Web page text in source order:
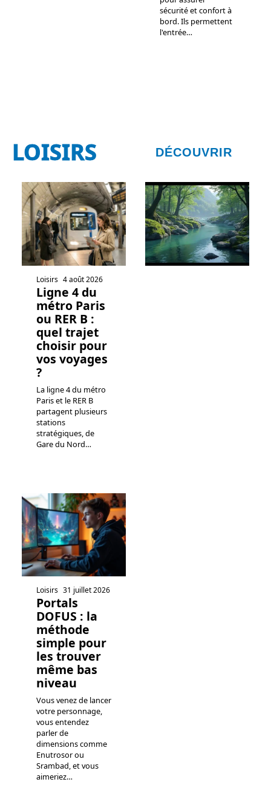
sécurité et confort à
bord. Ils permettent
l'entrée…
LOISIRS DÉCOUVRIR
Loisirs 4 août 2026
Ligne 4 du
métro Paris
ou RER B :
quel trajet
choisir pour
vos voyages
?
La ligne 4 du métro
Paris et le RER B
partagent plusieurs
stations
stratégiques, de
Gare du Nord…
Loisirs 31 juillet 2026
Portals
DOFUS : la
méthode
simple pour
les trouver
même bas
niveau
Vous venez de lancer
votre personnage,
vous entendez
parler de
dimensions comme
Enutrosor ou
Srambad, et vous
aimeriez…